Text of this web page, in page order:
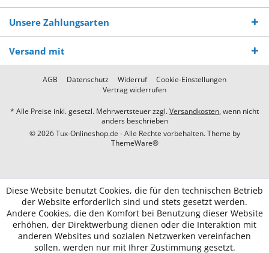
Unsere Zahlungsarten
Versand mit
AGB Datenschutz Widerruf
Cookie-Einstellungen
Vertrag widerrufen
* Alle Preise inkl. gesetzl. Mehrwertsteuer zzgl.Versandkosten, wenn nicht
anders beschrieben
© 2026 Tux-Onlineshop.de - Alle Rechte vorbehalten. Theme by
ThemeWare®
Diese Website benutzt Cookies, die für den technischen Betrieb
der Website erforderlich sind und stets gesetzt werden.
Andere Cookies, die den Komfort bei Benutzung dieser Website
erhöhen, der Direktwerbung dienen oder die Interaktion mit
anderen Websites und sozialen Netzwerken vereinfachen
sollen, werden nur mit Ihrer Zustimmung gesetzt.